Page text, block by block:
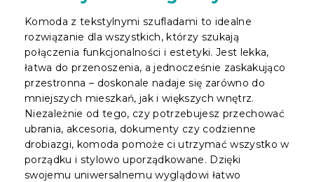
Komoda z tekstylnymi szufladami to idealne
rozwiązanie dla wszystkich, którzy szukają
połączenia funkcjonalności i estetyki. Jest lekka,
łatwa do przenoszenia, a jednocześnie zaskakująco
przestronna – doskonale nadaje się zarówno do
mniejszych mieszkań, jak i większych wnętrz.
Niezależnie od tego, czy potrzebujesz przechować
ubrania, akcesoria, dokumenty czy codzienne
drobiazgi, komoda pomoże ci utrzymać wszystko w
porządku i stylowo uporządkowane. Dzięki
swojemu uniwersalnemu wyglądowi łatwo